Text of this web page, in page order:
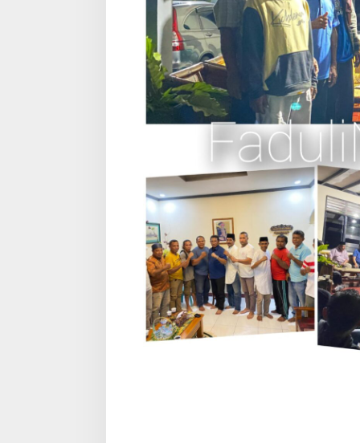
K
U
N
G
A
A
N
D
D
O
E
M
U
L
A
I
P
N